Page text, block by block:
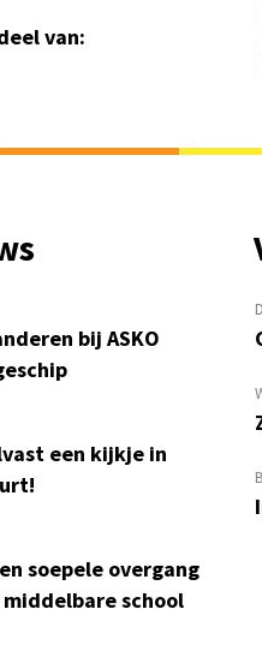
van:
bij ASKO
een kijkje in
soepele overgang
school